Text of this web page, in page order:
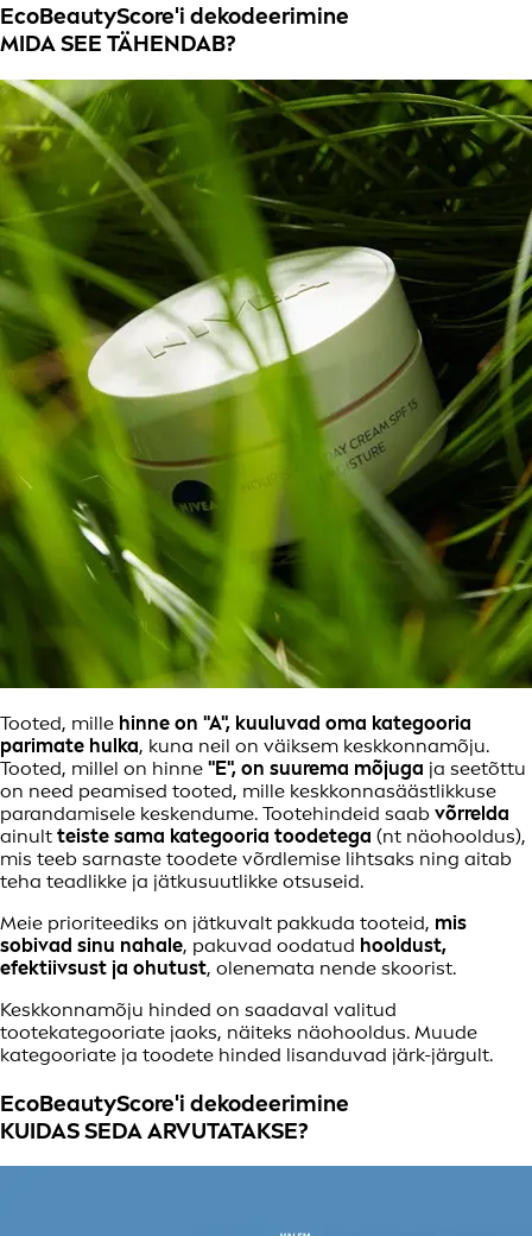
EcoBeautyScore'i dekodeerimine
MIDA SEE TÄHENDAB?
Tooted, mille hinne on "A", kuuluvad oma kategooria
parimate hulka, kuna neil on väiksem keskkonnamõju.
Tooted, millel on hinne "E", on suurema mõjuga ja seetõttu
on need peamised tooted, mille keskkonnasäästlikkuse
parandamisele keskendume. Tootehindeid saab võrrelda
ainult teiste sama kategooria toodetega (nt näohooldus),
mis teeb sarnaste toodete võrdlemise lihtsaks ning aitab
teha teadlikke ja jätkusuutlikke otsuseid.
Meie prioriteediks on jätkuvalt pakkuda tooteid, mis
sobivad sinu nahale, pakuvad oodatud hooldust,
efektiivsust ja ohutust, olenemata nende skoorist.
Keskkonnamõju hinded on saadaval valitud
tootekategooriate jaoks, näiteks näohooldus. Muude
kategooriate ja toodete hinded lisanduvad järk-järgult.
EcoBeautyScore'i dekodeerimine
KUIDAS SEDA ARVUTATAKSE?